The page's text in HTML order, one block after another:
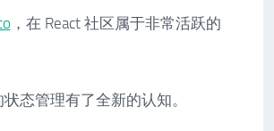
，在 React 社区属于非常活跃的
态管理有了全新的认知。